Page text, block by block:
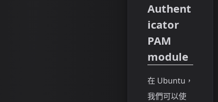
Authent
icator
PAM
module
在 Ubuntu，
我們可以使